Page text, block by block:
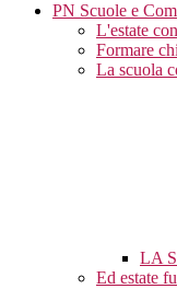
PN Scuole e
L'estate
Formare
La scuola
LA
Ed estate fu